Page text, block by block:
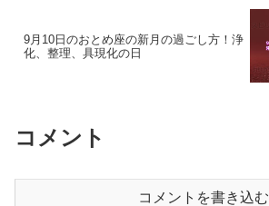
9月10日のおとめ座の新月の過ごし方！浄
化、整理、具現化の日
コメント
コメントを書き込む